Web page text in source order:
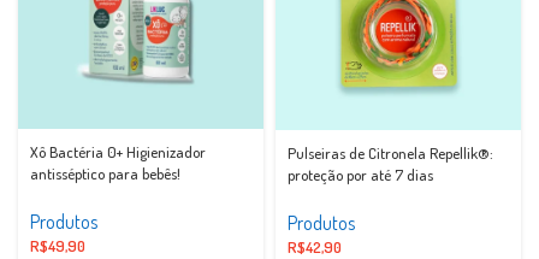
Xô Bactéria 0+ Higienizador
antisséptico para bebês!
Produtos
R$49,90
Pulseiras de Citronela Repellik®:
proteção por até 7 dias
Produtos
R$42,90